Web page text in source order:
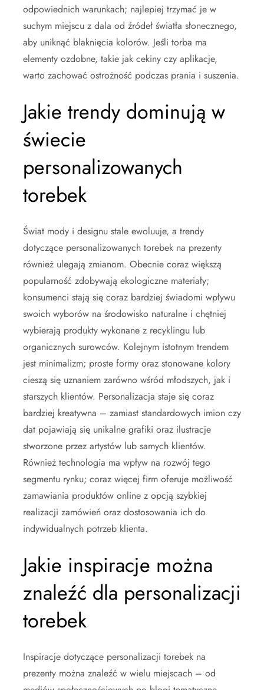
odpowiednich warunkach; najlepiej trzymać je w
suchym miejscu z dala od źródeł światła słonecznego,
aby uniknąć blaknięcia kolorów. Jeśli torba ma
elementy ozdobne, takie jak cekiny czy aplikacje,
warto zachować ostrożność podczas prania i suszenia.
Jakie trendy dominują w
świecie
personalizowanych
torebek
Świat mody i designu stale ewoluuje, a trendy
dotyczące personalizowanych torebek na prezenty
również ulegają zmianom. Obecnie coraz większą
popularność zdobywają ekologiczne materiały;
konsumenci stają się coraz bardziej świadomi wpływu
swoich wyborów na środowisko naturalne i chętniej
wybierają produkty wykonane z recyklingu lub
organicznych surowców. Kolejnym istotnym trendem
jest minimalizm; proste formy oraz stonowane kolory
cieszą się uznaniem zarówno wśród młodszych, jak i
starszych klientów. Personalizacja staje się coraz
bardziej kreatywna – zamiast standardowych imion czy
dat pojawiają się unikalne grafiki oraz ilustracje
stworzone przez artystów lub samych klientów.
Również technologia ma wpływ na rozwój tego
segmentu rynku; coraz więcej firm oferuje możliwość
zamawiania produktów online z opcją szybkiej
realizacji zamówień oraz dostosowania ich do
indywidualnych potrzeb klienta.
Jakie inspiracje można
znaleźć dla personalizacji
torebek
Inspiracje dotyczące personalizacji torebek na
prezenty można znaleźć w wielu miejscach – od